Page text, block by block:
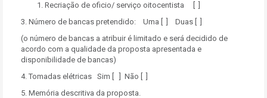
Recriação de oficio/ serviço oitocentista [ ]
3. Número de bancas pretendido: Uma [ ] Duas [ ]
(o número de bancas a atribuir é limitado e será decidido de
acordo com a qualidade da proposta apresentada e
disponibilidade de bancas)
4. Tomadas elétricas Sim [ ] Não [ ]
5. Memória descritiva da proposta.